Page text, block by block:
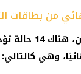
من بطاقات
وفقًا لوزارة
وهي كالتالي: